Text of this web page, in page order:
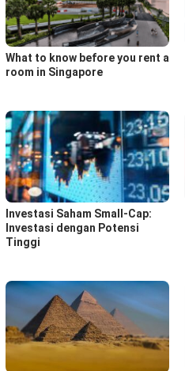
What to know before you rent a
room in Singapore
Investasi Saham Small-Cap:
Investasi dengan Potensi
Tinggi